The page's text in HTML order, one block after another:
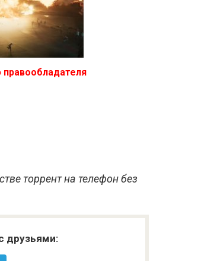
торрент на телефон без
друзьями: